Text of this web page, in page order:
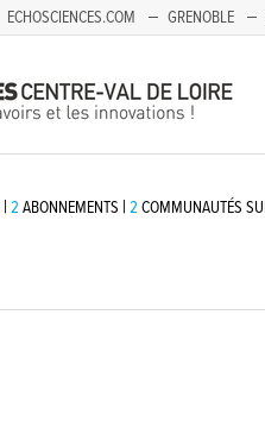
ECHOSCIENCES.COM GRENOBLE
|2 ABONNEMENTS |2 COMMUNAUTÉS